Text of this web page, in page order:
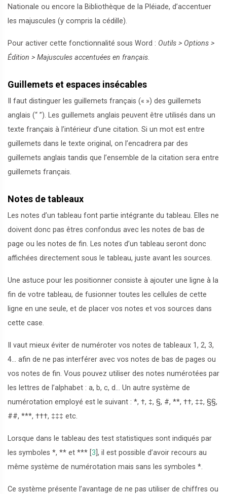
Nationale ou encore la Bibliothèque de la Pléiade, d’accentuer
les majuscules (y compris la cédille).
Pour activer cette fonctionnalité sous Word : Outils > Options >
Édition > Majuscules accentuées en français.
Guillemets et espaces insécables
Il faut distinguer les guillemets français (« ») des guillemets
anglais (“ ”). Les guillemets anglais peuvent être utilisés dans un
texte français à l’intérieur d’une citation. Si un mot est entre
guillemets dans le texte original, on l’encadrera par des
guillemets anglais tandis que l’ensemble de la citation sera entre
guillemets français.
Notes de tableaux
Les notes d’un tableau font partie intégrante du tableau. Elles ne
doivent donc pas êtres confondus avec les notes de bas de
page ou les notes de fin. Les notes d’un tableau seront donc
affichées directement sous le tableau, juste avant les sources.
Une astuce pour les positionner consiste à ajouter une ligne à la
fin de votre tableau, de fusionner toutes les cellules de cette
ligne en une seule, et de placer vos notes et vos sources dans
cette case.
Il vaut mieux éviter de numéroter vos notes de tableaux 1, 2, 3,
4… afin de ne pas interférer avec vos notes de bas de pages ou
vos notes de fin. Vous pouvez utiliser des notes numérotées par
les lettres de l’alphabet : a, b, c, d… Un autre système de
numérotation employé est le suivant : *, †, ‡, §, #, **, ††, ‡‡, §§,
##, ***, †††, ‡‡‡ etc.
Lorsque dans le tableau des test statistiques sont indiqués par
les symboles *, ** et *** 3 , il est possible d’avoir recours au
même système de numérotation mais sans les symboles *.
Ce système présente l’avantage de ne pas utiliser de chiffres ou